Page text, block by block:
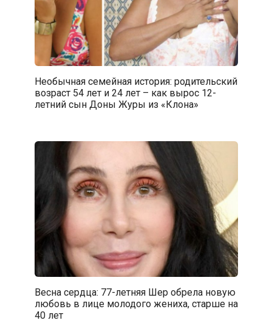
Необычная семейная история: родительский
возраст 54 лет и 24 лет – как вырос 12-
летний сын Доны Журы из «Клона»
Весна сердца: 77-летняя Шер обрела новую
любовь в лице молодого жениха, старше на
40 лет